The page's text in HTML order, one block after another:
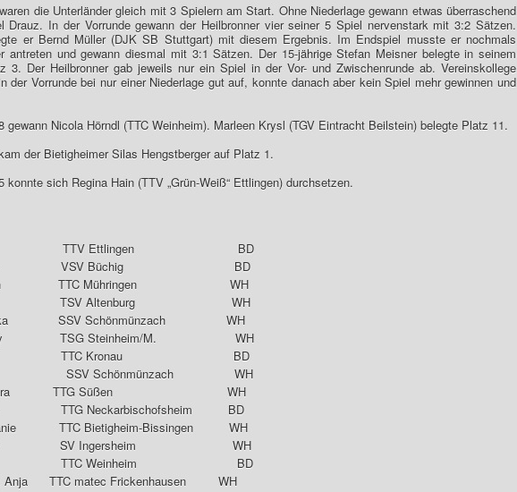
die Unterländer gleich mit 3 Spielern am Start. Ohne Niederlage gewann etwas überraschend
Drauz. In der Vorrunde gewann der Heilbronner vier seiner 5 Spiel nervenstark mit 3:2 Sätzen.
er Bernd Müller (DJK SB Stuttgart) mit diesem Ergebnis. Im Endspiel musste er nochmals
antreten und gewann diesmal mit 3:1 Sätzen. Der 15-jährige Stefan Meisner belegte in seinem
3. Der Heilbronner gab jeweils nur ein Spiel in der Vor- und Zwischenrunde ab. Vereinskollege
der Vorrunde bei nur einer Niederlage gut auf, konnte danach aber kein Spiel mehr gewinnen und
gewann Nicola Hörndl (TTC Weinheim). Marleen Krysl (TGV Eintracht Beilstein) belegte Platz 11.
der Bietigheimer Silas Hengstberger auf Platz 1.
konnte sich Regina Hain (TTV „Grün-Weiß“ Ettlingen) durchsetzen.
TTV Ettlingen BD
Laura VSV Büchig BD
TTC Mühringen WH
TSV Altenburg WH
SSV Schönmünzach WH
TSG Steinheim/M. WH
Laura TTC Kronau BD
SSV Schönmünzach WH
Laura TTG Süßen WH
TTG Neckarbischofsheim BD
TTC Bietigheim-Bissingen WH
SV Ingersheim WH
TTC Weinheim BD
Anja TTC matec Frickenhausen WH